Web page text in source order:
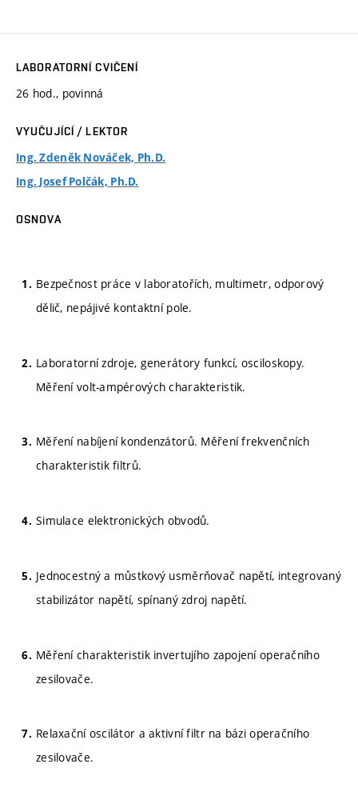
LABORATORNÍ CVIČENÍ
26 hod., povinná
VYUČUJÍCÍ / LEKTOR
Ing. Zdeněk Nováček, Ph.D.
Ing. Josef Polčák, Ph.D.
OSNOVA
Bezpečnost práce v laboratořích, multimetr, odporový
dělič, nepájivé kontaktní pole.
Laboratorní zdroje, generátory funkcí, osciloskopy.
Měření volt-ampérových charakteristik.
Měření nabíjení kondenzátorů. Měření frekvenčních
charakteristik filtrů.
Simulace elektronických obvodů.
Jednocestný a můstkový usměrňovač napětí, integrovaný
stabilizátor napětí, spínaný zdroj napětí.
Měření charakteristik invertujího zapojení operačního
zesilovače.
Relaxační oscilátor a aktivní filtr na bázi operačního
zesilovače.